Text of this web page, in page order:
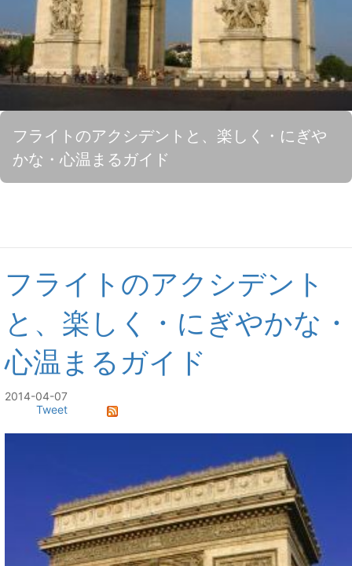
フライトのアクシデントと、楽しく・にぎや
かな・心温まるガイド
フライトのアクシデント
と、楽しく・にぎやかな・
心温まるガイド
2014-04-07
Tweet